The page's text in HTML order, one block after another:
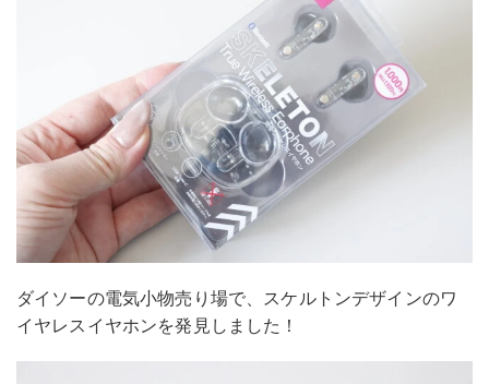
ダイソーの電気小物売り場で、スケルトンデザインのワ
イヤレスイヤホンを発見しました！